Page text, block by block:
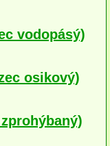
vodopásý)
osikový)